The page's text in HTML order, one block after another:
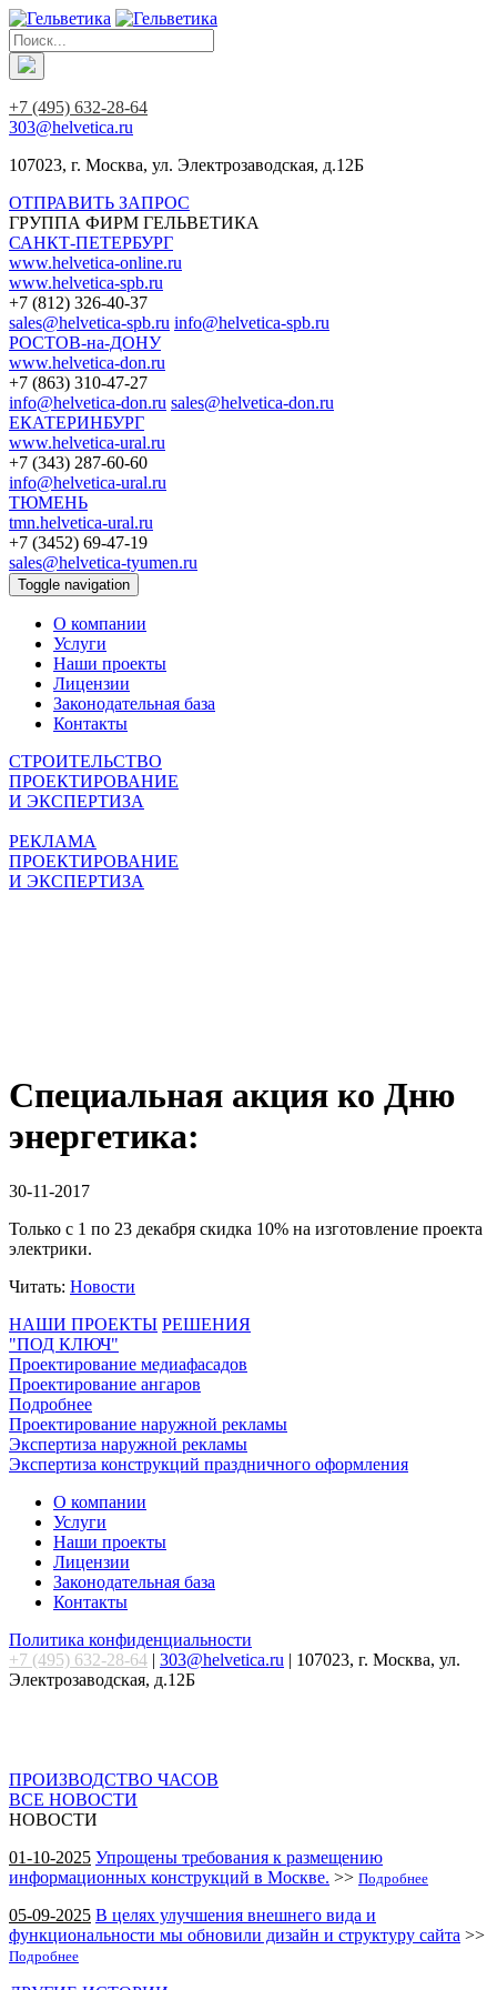
+7 (495) 632-28-64
303@helvetica.ru
107023, г. Москва, ул. Электрозаводская, д.12Б
ОТПРАВИТЬ ЗАПРОС
ГРУППА ФИРМ ГЕЛЬВЕТИКА
САНКТ-ПЕТЕРБУРГ
www.helvetica-online.ru
www.helvetica-spb.ru
+7 (812) 326-40-37
sales@helvetica-spb.ru info@helvetica-spb.ru
РОСТОВ-на-ДОНУ
www.helvetica-don.ru
+7 (863) 310-47-27
info@helvetica-don.ru sales@helvetica-don.ru
ЕКАТЕРИНБУРГ
www.helvetica-ural.ru
+7 (343) 287-60-60
info@helvetica-ural.ru
ТЮМЕНЬ
tmn.helvetica-ural.ru
+7 (3452) 69-47-19
sales@helvetica-tyumen.ru
Toggle navigation
О компании
Услуги
Наши проекты
Лицензии
Законодательная база
Контакты
СТРОИТЕЛЬСТВО
ПРОЕКТИРОВАНИЕ
И ЭКСПЕРТИЗА
РЕКЛАМА
ПРОЕКТИРОВАНИЕ
И ЭКСПЕРТИЗА
Специальная акция ко Дню
энергетика:
30-11-2017
Только с 1 по 23 декабря скидка 10% на изготовление проекта
электрики.
Читать: Новости
НАШИ ПРОЕКТЫ РЕШЕНИЯ
"ПОД КЛЮЧ"
Проектирование медиафасадов
Проектирование ангаров
Подробнее
Проектирование наружной рекламы
Экспертиза наружной рекламы
Экспертиза конструкций праздничного оформления
О компании
Услуги
Наши проекты
Лицензии
Законодательная база
Контакты
Политика конфиденциальности
+7 (495) 632-28-64 | 303@helvetica.ru | 107023, г. Москва, ул.
Электрозаводская, д.12Б
ПРОИЗВОДСТВО ЧАСОВ
ВСЕ НОВОСТИ
НОВОСТИ
01-10-2025 Упрощены требования к размещению
информационных конструкций в Москве. >> Подробнее
05-09-2025 В целях улучшения внешнего вида и
функциональности мы обновили дизайн и структуру сайта >>
Подробнее